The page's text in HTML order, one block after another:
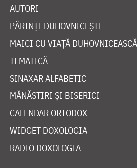
AUTORI
PĂRINȚI DUHOVNICEȘTI
MAICI CU VIAȚĂ DUHOVNICEASCĂ
TEMATICĂ
SINAXAR ALFABETIC
MĂNĂSTIRI ȘI BISERICI
CALENDAR ORTODOX
WIDGET DOXOLOGIA
RADIO DOXOLOGIA